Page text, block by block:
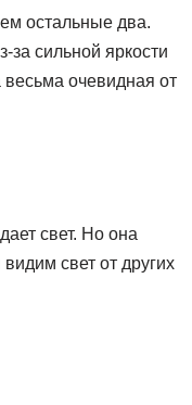
остальные два.
за сильной яркости
весьма очевидная от
свет. Но она
свет от других